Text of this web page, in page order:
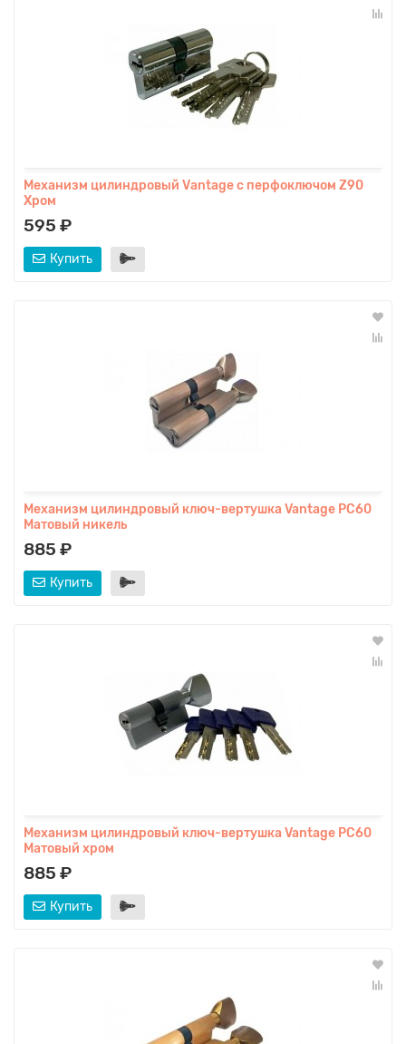
Механизм цилиндровый Vаntage с перфоключом Z90
Хром
595 ₽
Купить
Механизм цилиндровый ключ-вертушка Vantage PC60
Матовый никель
885 ₽
Купить
Механизм цилиндровый ключ-вертушка Vantage PC60
Матовый хром
885 ₽
Купить